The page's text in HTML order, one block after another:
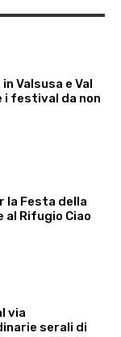
Valsusa e Val
i festival da non
la Festa della
al Rifugio Ciao
via
serali di